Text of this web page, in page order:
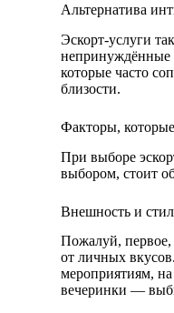
Альтернатива
Эскорт-услуги
непринуждённые
которые часто
близости.
Факторы,
При выборе
выбором, стоит
Внешность и
Пожалуй,
от личных
мероприятиям, на
вечеринки —